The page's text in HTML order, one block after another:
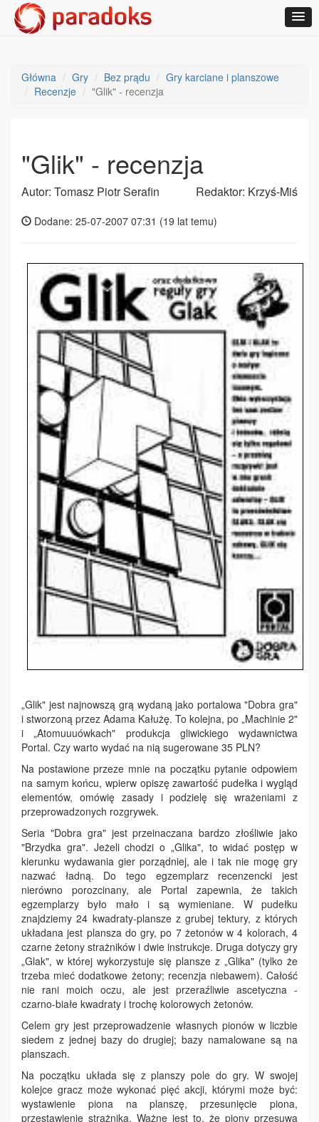
Główna Gry Bez prądu
Gry karciane i planszowe
Recenzje
"Glik" - recenzja
"Glik" - recenzja
Autor: Tomasz Piotr Serafin Redaktor: Krzyś-Miś
Dodane: 25-07-2007 07:31 (19 lat temu)
„Glik" jest najnowszą grą wydaną jako portalowa "Dobra gra"
i stworzoną przez Adama Kałużę. To kolejna, po „Machinie 2"
i „Atomuuuówkach" produkcja gliwickiego wydawnictwa
Portal. Czy warto wydać na nią sugerowane 35 PLN?
Na postawione przeze mnie na początku pytanie odpowiem
na samym końcu, wpierw opiszę zawartość pudełka i wygląd
elementów, omówię zasady i podzielę się wrażeniami z
przeprowadzonych rozgrywek.
Seria "Dobra gra" jest przeinaczana bardzo złośliwie jako
"Brzydka gra". Jeżeli chodzi o „Glika", to widać postęp w
kierunku wydawania gier porządniej, ale i tak nie mogę gry
nazwać ładną. Do tego egzemplarz recenzencki jest
nierówno porozcinany, ale Portal zapewnia, że takich
egzemplarzy było mało i są wymieniane. W pudełku
znajdziemy 24 kwadraty-plansze z grubej tektury, z których
układana jest plansza do gry, po 7 żetonów w 4 kolorach, 4
czarne żetony strażników i dwie instrukcje. Druga dotyczy gry
„Glak", w której wykorzystuje się plansze z „Glika" (tylko że
trzeba mieć dodatkowe żetony; recenzja niebawem). Całość
nie rani moich oczu, ale jest przeraźliwie ascetyczna -
czarno-białe kwadraty i trochę kolorowych żetonów.
Celem gry jest przeprowadzenie własnych pionów w liczbie
siedem z jednej bazy do drugiej; bazy namalowane są na
planszach.
Na początku układa się z planszy pole do gry. W swojej
kolejce gracz może wykonać pięć akcji, którymi może być:
wystawienie piona na planszę, przesunięcie piona,
przestawienie strażnika. Ważne jest to, że piony przesuwa